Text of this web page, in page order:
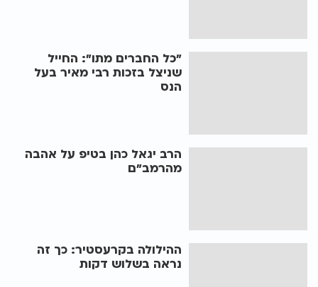
"כל החברים מתו": החייל
שניצל בזכות רבי מאיר בעל
הנס
הרב יגאל כהן בטיפ על אהבה
מהרמב"ם
ההילולה בקרעסטיר: כך זה
נראה בשלוש דקות